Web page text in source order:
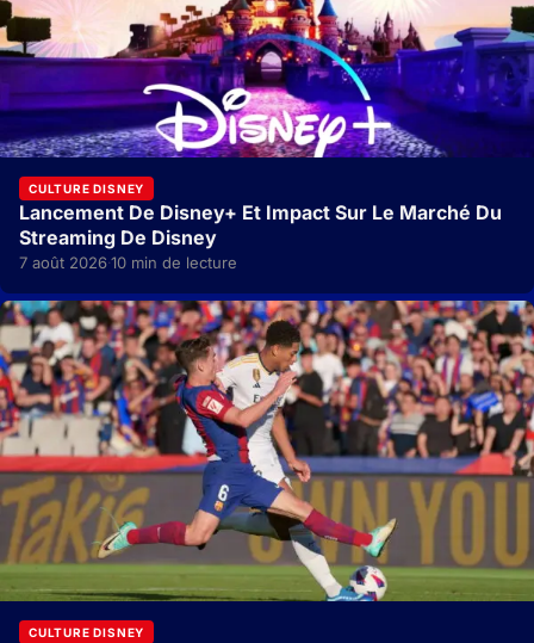
CULTURE DISNEY
Lancement De Disney+ Et Impact Sur Le Marché Du
Streaming De Disney
7 août 2026·10 min de lecture
CULTURE DISNEY